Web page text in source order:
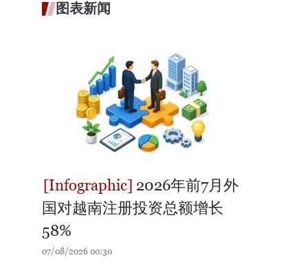
图表新闻
2026年前7月外
国对越南注册投资总额增长
58%
07/08/2026 00:30